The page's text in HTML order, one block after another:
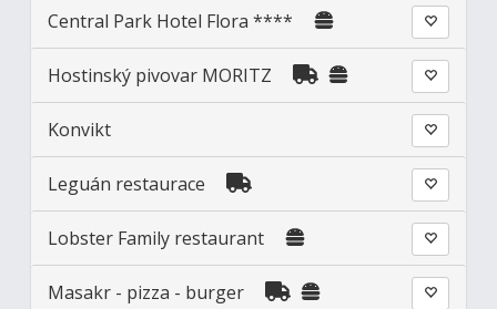
Central Park Hotel Flora ****
Hostinský pivovar MORITZ
Konvikt
Leguán restaurace
Lobster Family restaurant
Masakr - pizza - burger